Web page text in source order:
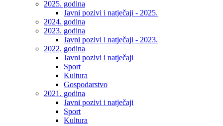
2025. godina
Javni pozivi i natječaji - 2025.
2024. godina
2023. godina
Javni pozivi i natječaji - 2023.
2022. godina
Javni pozivi i natječaji
Sport
Kultura
Gospodarstvo
2021. godina
Javni pozivi i natječaji
Sport
Kultura